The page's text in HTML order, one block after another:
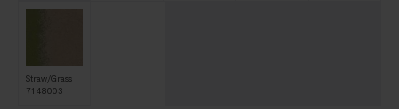
Straw/Grass
7148003